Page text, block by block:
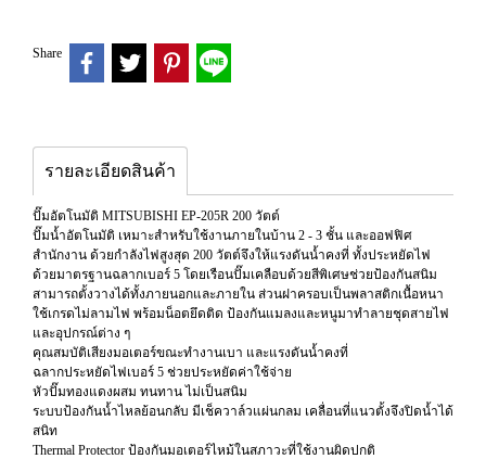
Share
รายละเอียดสินค้า
ปั๊มอัตโนมัติ MITSUBISHI EP-205R 200 วัตต์
ปั๊มน้ำอัตโนมัติ เหมาะสำหรับใช้งานภายในบ้าน 2 - 3 ชั้น และออฟฟิศ
สำนักงาน ด้วยกำลังไฟสูงสุด 200 วัตต์จึงให้แรงดันน้ำคงที่ ทั้งประหยัดไฟ
ด้วยมาตรฐานฉลากเบอร์ 5 โดยเรือนปั๊มเคลือบด้วยสีพิเศษช่วยป้องกันสนิม
สามารถตั้งวางได้ทั้งภายนอกและภายใน ส่วนฝาครอบเป็นพลาสติกเนื้อหนา
ใช้เกรดไม่ลามไฟ พร้อมน็อตยึดติด ป้องกันแมลงและหนูมาทำลายชุดสายไฟ
และอุปกรณ์ต่าง ๆ
คุณสมบัติเสียงมอเตอร์ขณะทำงานเบา และแรงดันนํ้าคงที่
ฉลากประหยัดไฟเบอร์ 5 ช่วยประหยัดค่าใช้จ่าย
หัวปั๊มทองแดงผสม ทนทาน ไม่เป็นสนิม
ระบบป้องกันน้ำไหลย้อนกลับ มีเช็ควาล์วแผ่นกลม เคลื่อนที่แนวตั้งจึงปิดน้ำได้
สนิท
Thermal Protector ป้องกันมอเตอร์ไหม้ในสภาวะที่ใช้งานผิดปกติ